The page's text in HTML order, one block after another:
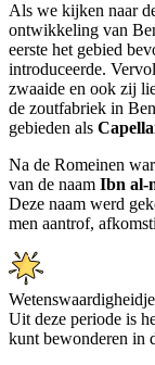
Als we kijken naar
ontwikkeling van
eerste het gebied
introduceerde.
zwaaide en ook zij
de zoutfabriek in
gebieden als
Na de Romeinen
van de naam Ibn al-
Deze naam werd
men aantrof,
Wetenswaardigheidje
Uit deze periode is
kunt bewonderen in